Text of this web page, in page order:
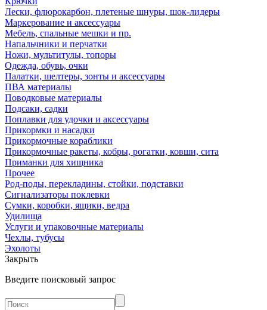
Лески, флюрокарбон, плетеные шнуры, шок-лидеры
Маркерование и аксессуары
Мебель, спальные мешки и пр.
Напальчники и перчатки
Ножи, мультитулы, топоры
Одежда, обувь, очки
Палатки, шелтеры, зонты и аксессуары
ПВА материалы
Поводковые материалы
Подсаки, садки
Поплавки для удочки и аксессуары
Прикормки и насадки
Прикормочные кораблики
Прикормочные ракеты, кобры, рогатки, ковши, сита
Приманки для хищника
Прочее
Род-поды, перекладины, стойки, подставки
Сигнализаторы поклевки
Сумки, коробки, ящики, ведра
Удилища
Услуги и упаковочные материалы
Чехлы, тубусы
Эхолоты
Закрыть
Введите поисковый запрос